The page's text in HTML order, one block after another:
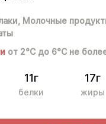
Молочные
от 2°С до 6°С не
11г
белки
17г
жиры